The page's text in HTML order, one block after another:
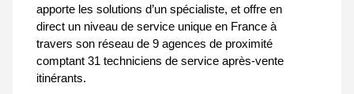
apporte les solutions d’un spécialiste, et offre en
direct un niveau de service unique en France à
travers son réseau de 9 agences de proximité
comptant 31 techniciens de service après-vente
itinérants.